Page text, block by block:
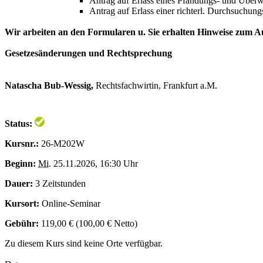
Antrag auf Erlass einer richterl.
Wir arbeiten an den Formularen u. Sie erhalten Hinweise zum
Gesetzesänderungen und Rechtsprechung
Natascha Bub-Wessig, Rechtsfachwirtin, Frankfurt a.M.
Status:
Kursnr.: 26-M202W
Beginn: Mi. 25.11.2026, 16:30 Uhr
Dauer: 3 Zeitstunden
Kursort: Online-Seminar
Gebühr: 119,00 € (100,00 € Netto)
Zu diesem Kurs sind keine Orte verfügbar.